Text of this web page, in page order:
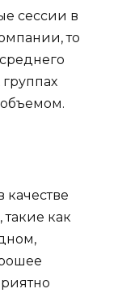
сессии в
то
качестве
как